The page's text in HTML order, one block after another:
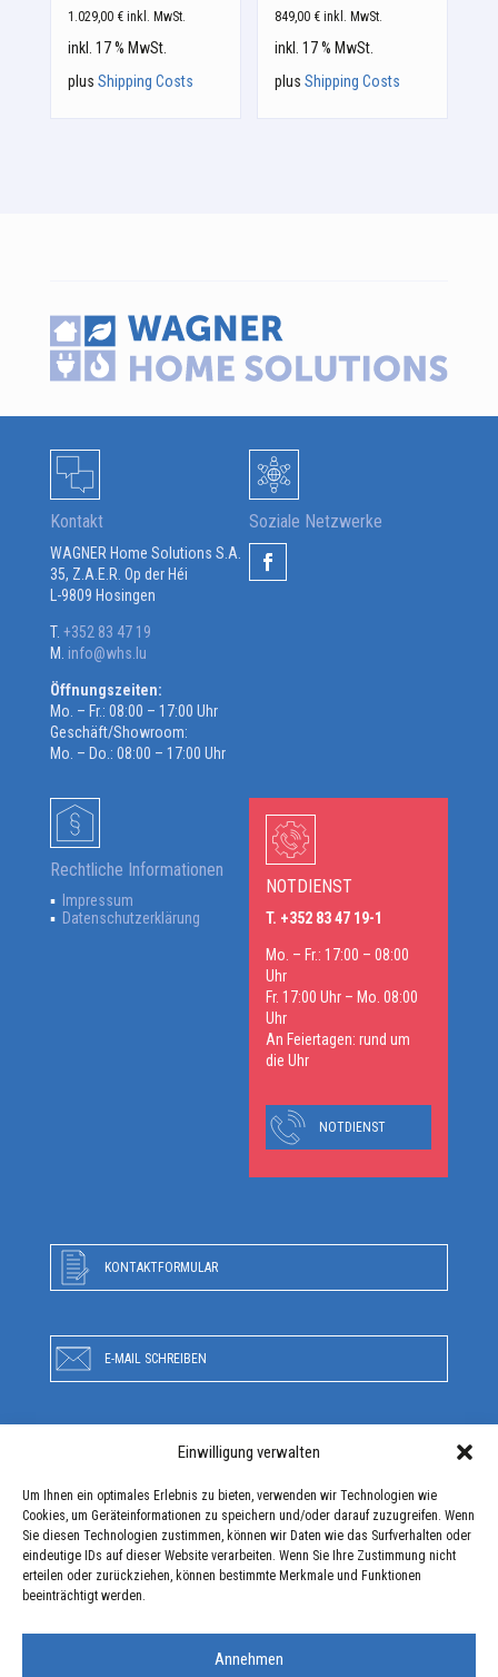
Einwilligung verwalten
Um Ihnen ein optimales Erlebnis zu bieten, verwenden wir Technologien wie
Cookies, um Geräteinformationen zu speichern und/oder darauf zuzugreifen. Wenn
Sie diesen Technologien zustimmen, können wir Daten wie das Surfverhalten oder
eindeutige IDs auf dieser Website verarbeiten. Wenn Sie Ihre Zustimmung nicht
erteilen oder zurückziehen, können bestimmte Merkmale und Funktionen
beeinträchtigt werden.
Annehmen
1.029,00 € inkl. MwSt.
inkl. 17 % MwSt.
plus Shipping Costs
849,00 € inkl. MwSt.
inkl. 17 % MwSt.
plusShipping Costs
Kontakt
WAGNER Home Solutions S.A.
35, Z.A.E.R. Op der Héi
L-9809 Hosingen
T. +352 83 47 19
M. info@whs.lu
Öffnungszeiten:
Mo. – Fr.: 08:00 – 17:00 Uhr
Geschäft/Showroom:
Mo. – Do.: 08:00 – 17:00 Uhr
Soziale Netzwerke
Rechtliche Informationen
Impressum
Datenschutzerklärung
NOTDIENST
T. +352 83 47 19-1
Mo. – Fr.: 17:00 – 08:00
Uhr
Fr. 17:00 Uhr – Mo. 08:00
Uhr
An Feiertagen: rund um
die Uhr
NOTDIENST
KONTAKTFORMULAR
E-MAIL SCHREIBEN
RUFEN SIE UNS AN
ANFAHRT